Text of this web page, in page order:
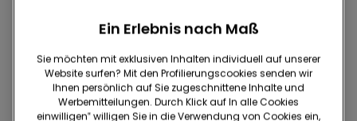
Ein Erlebnis nach Maß
Sie möchten mit exklusiven Inhalten individuell auf unserer
Website surfen? Mit den Profilierungscookies senden wir
Ihnen persönlich auf Sie zugeschnittene Inhalte und
Werbemitteilungen. Durch Klick auf In alle Cookies
einwilligen‟ willigen Sie in die Verwendung von Cookies ein,